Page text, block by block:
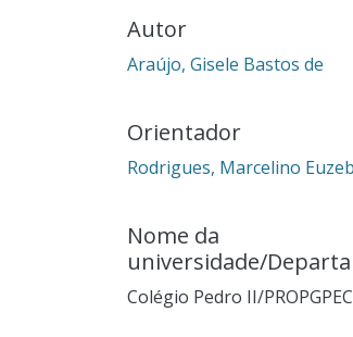
Autor
Araújo, Gisele Bastos de
Orientador
Rodrigues, Marcelino
Nome da
universidade/
Colégio Pedro II/PROPGPEC